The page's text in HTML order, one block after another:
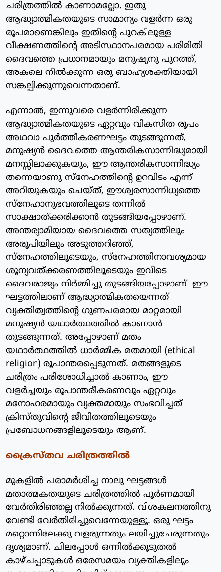
ചരിത്രത്തില്‍ കാണാമല്ലോ. ഇതു
ആദ്ധ്യാത്മികതയുടെ സാമാന്യം വളര്‍ന്ന ഒരു
രൂപമാണെങ്കിലും ഇതിന്റെ പുറകിലുള്ള
വീക്ഷണത്തിന്റെ അടിസ്ഥാനപരമായ പരിമിതി
ദൈവത്തെ പ്രധാനമായും മനുഷ്യനു പുറത്ത്,
അകലെ നില്‍ക്കുന്ന ഒരു ബാഹ്യശക്തിയായി
സങ്കല്പിക്കുന്നുവെന്നതാണ്.
എന്നാല്‍, ഇന്നുവരെ വളര്‍ന്നിരിക്കുന്ന
ആദ്ധ്യാത്മികതയുടെ ഏറ്റവും വികസിത രൂപം
അഥവാ പുര്‍ത്തീകരണഘട്ടം തുടങ്ങുന്നത്,
മനുഷ്യന്‍ ദൈവത്തെ ആന്തരികസാന്നിദ്ധ്യമായി
മനസ്സിലാക്കുകയും, ഈ ആന്തരികസാന്നിദ്ധ്യം
തന്നെയാണു സ്‌നേഹത്തിന്റെ ഉറവിടം എന്ന്
അറിയുകയും ചെയ്ത്, ഈശ്വരസാന്നിധ്യത്തെ
സ്‌നേഹാനുഭവത്തിലൂടെ തന്നില്‍
സാക്ഷാത്ക്കരിക്കാന്‍ തുടങ്ങിയപ്പോഴാണ്.
അന്തര്യാമിയായ ദൈവത്തെ സത്യത്തിലും
അരൂപിയിലും അടുത്തറിഞ്ഞ്,
സ്‌നേഹത്തിലൂടെയും, സ്‌നേഹത്തിനാവശ്യമായ
ശൂന്യവത്ക്കരണത്തിലൂടെയും ഇവിടെ
ദൈവരാജ്യം നിര്‍മ്മിച്ചു തുടങ്ങിയപ്പോഴാണ്. ഈ
ഘട്ടത്തിലാണ് ആദ്ധ്യാത്മികതയെന്നത്
വ്യക്തിത്വത്തിന്റെ ഗുണപരമായ മാറ്റമായി
മനുഷ്യന്‍ യഥാര്‍ത്ഥത്തില്‍ കാണാന്‍
തുടങ്ങുന്നത്. അപ്പോഴാണ് മതം
യഥാര്‍ത്ഥത്തില്‍ ധാര്‍മ്മിക മതമായി (ethical
religion) രൂപാന്തരപ്പെടുന്നത്. മതങ്ങളുടെ
ചരിത്രം പരിശോധിച്ചാല്‍ കാണാം, ഈ
വളര്‍ച്ചയും രൂപാന്തരീകരണവും ഏറ്റവും
മനോഹരമായും വ്യക്തമായും സംഭവിച്ചത്
ക്രിസ്തുവിന്റെ ജീവിതത്തിലൂടെയും
പ്രബോധനങ്ങളിലൂടെയും ആണ്.
ക്രൈസ്തവ ചരിത്രത്തില്‍
മുകളില്‍ പരാമര്‍ശിച്ച നാലു ഘട്ടങ്ങള്‍
മതാത്മകതയുടെ ചരിത്രത്തില്‍ പൂര്‍ണമായി
വേര്‍തിരിഞ്ഞല്ല നില്‍ക്കുന്നത്. വിശകലനത്തിനു
വേണ്ടി വേര്‍തിരിച്ചുവെന്നേയുള്ളൂ. ഒരു ഘട്ടം
മറ്റൊന്നിലേക്കു വളരുന്നതും ലയിച്ചുചേരുന്നതും
ദൃശ്യമാണ്. ചിലപ്പോള്‍ ഒന്നില്‍ക്കൂടുതല്‍
കാഴ്ചപ്പാടുകള്‍ ഒരേസമയം വ്യക്തികളിലും